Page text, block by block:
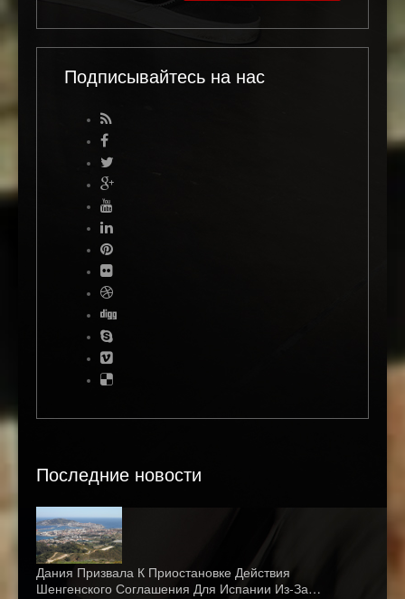
Подписывайтесь на нас
Последние новости
Дания Призвала К Приостановке Действия
Шенгенского Соглашения Для Испании Из-За…